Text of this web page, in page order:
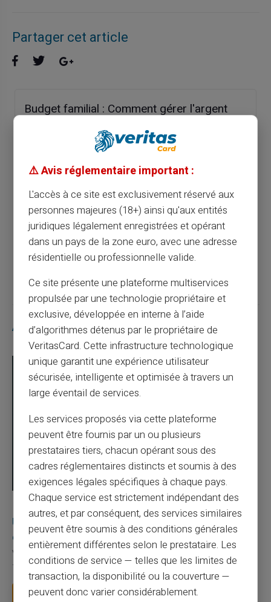
Partager cet article
Budget familial : Comment gérer l'argent
Puis-je obtenir une Mastercard sans
compte bancaire ?
Article suivant
Articles similaires
03/08/2026 Veritas Carte prépayée
Une carte bancaire gratuite sans compte, ça
existe ?
Vous avez tapé cette recherche parce que votre banque vous
facture 50 € par an pour une carte que vo...
Lire la suite
⚠️ Avis réglementaire important :
L'accès à ce site est exclusivement réservé aux
personnes majeures (18+) ainsi qu'aux entités
juridiques légalement enregistrées et opérant
dans un pays de la zone euro, avec une adresse
résidentielle ou professionnelle valide.
Ce site présente une plateforme multiservices
propulsée par une technologie propriétaire et
exclusive, développée en interne à l’aide
d’algorithmes détenus par le propriétaire de
VeritasCard. Cette infrastructure technologique
unique garantit une expérience utilisateur
sécurisée, intelligente et optimisée à travers un
large éventail de services.
Les services proposés via cette plateforme
peuvent être fournis par un ou plusieurs
prestataires tiers, chacun opérant sous des
cadres réglementaires distincts et soumis à des
exigences légales spécifiques à chaque pays.
Chaque service est strictement indépendant des
autres, et par conséquent, des services similaires
peuvent être soumis à des conditions générales
entièrement différentes selon le prestataire. Les
conditions de service — telles que les limites de
transaction, la disponibilité ou la couverture —
peuvent donc varier considérablement.